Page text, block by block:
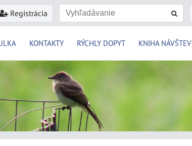
Registrácia
KONTAKTY RÝCHLY DOPYT KNIHA NÁVŠTEV